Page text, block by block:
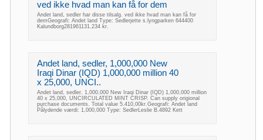
ved ikke hvad man kan få for dem
Andet land, sedler har disse tilsalg. ved ikke hvad man kan få for
demGeografi: Andet land Type: Sedlerjette s.lyngparken 644400
Kalundborg281961131.234 kr.
Andet land, sedler, 1,000,000 New
Iraqi Dinar (IQD) 1,000,000 million 40
x 25,000, UNCI..
Andet land, sedler, 1,000,000 New Iraqi Dinar (IQD) 1,000,000 million
40 x 25,000, UNCIRCULATED MINT CRISP. Can supply origional
purchase documents. Total value 5.410,00kr.Geografi: Andet land
Pålydende værdi: 1,000,000 Type: SedlerLeslie B.4892 Kett